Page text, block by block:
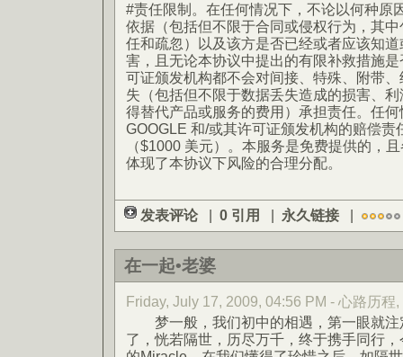
#责任限制。在任何情况下，不论以何种原
依据（包括但不限于合同或侵权行为，其
任和疏忽）以及该方是否已经或者应该知
害，且无论本协议中提出的有限补救措施
可证颁发机构都不会对间接、特殊、附带
失（包括但不限于数据丢失造成的损害、
得替代产品或服务的费用）承担责任。任
GOOGLE 和/或其许可证颁发机构的赔偿责
（$1000 美元）。本服务是免费提供的，
体现了本协议下风险的合理分配。
发表评论 | 0 引用 | 永久链接 |
在一起•老婆
Friday, July 17, 2009, 04:56 PM - 心路历程,
梦一般，我们初中的相遇，第一眼就注
了，恍若隔世，历尽万千，终于携手同行